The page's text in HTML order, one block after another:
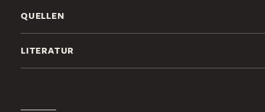
QUELLEN
LITERATUR